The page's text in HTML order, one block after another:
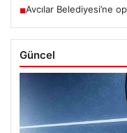
■Avcılar Belediyesi’ne
Güncel